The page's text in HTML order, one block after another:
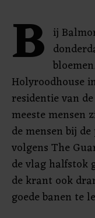
B ij
Holyroodhouse
residentie van
meeste mensen
de mensen bij
volgens The
de vlag halfstok
de krant ook
goede banen te